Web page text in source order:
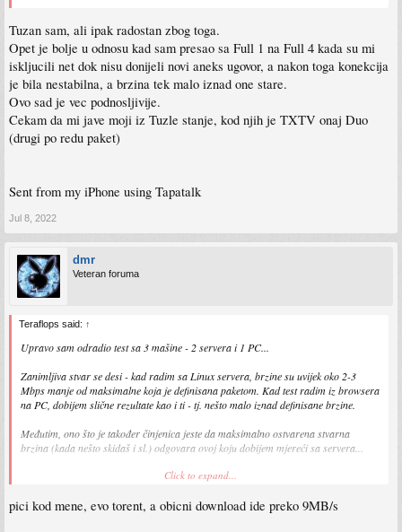
Tuzan sam, ali ipak radostan zbog toga.
Opet je bolje u odnosu kad sam presao sa Full 1 na Full 4 kada su mi
iskljucili net dok nisu donijeli novi aneks ugovor, a nakon toga konekcija
je bila nestabilna, a brzina tek malo iznad one stare.
Ovo sad je vec podnosljivije.
Cekam da mi jave moji iz Tuzle stanje, kod njih je TXTV onaj Duo
(drugi po redu paket)
Sent from my iPhone using Tapatalk
Jul 8, 2022
dmr
Veteran foruma
Teraflops said: ↑
Upravo sam odradio test sa 3 mašine - 2 servera i 1 PC...
Zanimljiva stvar se desi - kad radim sa Linux servera, brzine su uvijek oko 2-3
Mbps manje od maksimalne koja je definisana paketom. Kad test radim iz browsera
na PC, dobijem slične rezultate kao i ti - tj. nešto malo iznad definisane brzine.
Međutim, ono što je također činjenica jeste da maksimalno ostvarena stvarna
brzina (kada nešto skidaš i sl.) odgovara ovoj koju dobijem mjereći sa servera...
Ili je po srijedi neko varanje od strane TXTV kada se pokušava mjeriti preko
Click to expand...
pici kod mene, evo torent, a obicni download ide preko 9MB/s